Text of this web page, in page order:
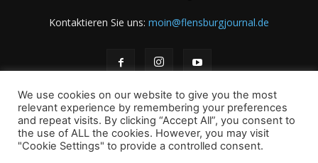
Kontaktieren Sie uns: moin@flensburgjournal.de
Über uns Stellenangebote Impressum
Datenschutz
Magazin-Archiv
Das Magazin Mediadaten
We use cookies on our website to give you the most
relevant experience by remembering your preferences
and repeat visits. By clicking “Accept All”, you consent to
the use of ALL the cookies. However, you may visit
"Cookie Settings" to provide a controlled consent.